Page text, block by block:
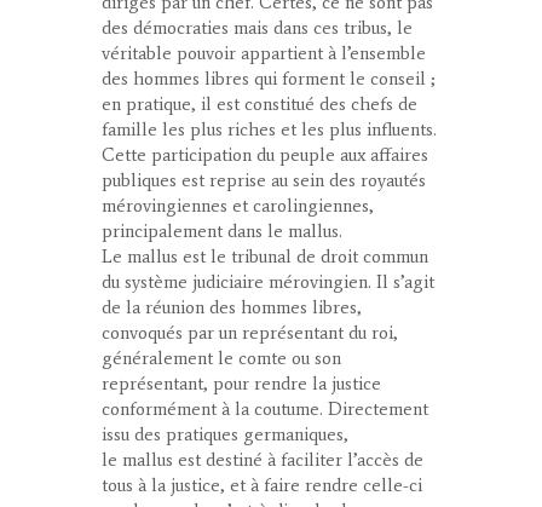
des démocraties mais dans ces tribus, le
véritable pouvoir appartient à l’ensemble
des hommes libres qui forment le conseil ;
en pratique, il est constitué des chefs de
famille les plus riches et les plus influents.
Cette participation du peuple aux affaires
publiques est reprise au sein des royautés
mérovingiennes et carolingiennes,
principalement dans le mallus.
Le mallus est le tribunal de droit commun
du système judiciaire mérovingien. Il s’agit
de la réunion des hommes libres,
convoqués par un représentant du roi,
généralement le comte ou son
représentant, pour rendre la justice
conformément à la coutume. Directement
issu des pratiques germaniques,
le mallus est destiné à faciliter l’accès de
tous à la justice, et à faire rendre celle-ci